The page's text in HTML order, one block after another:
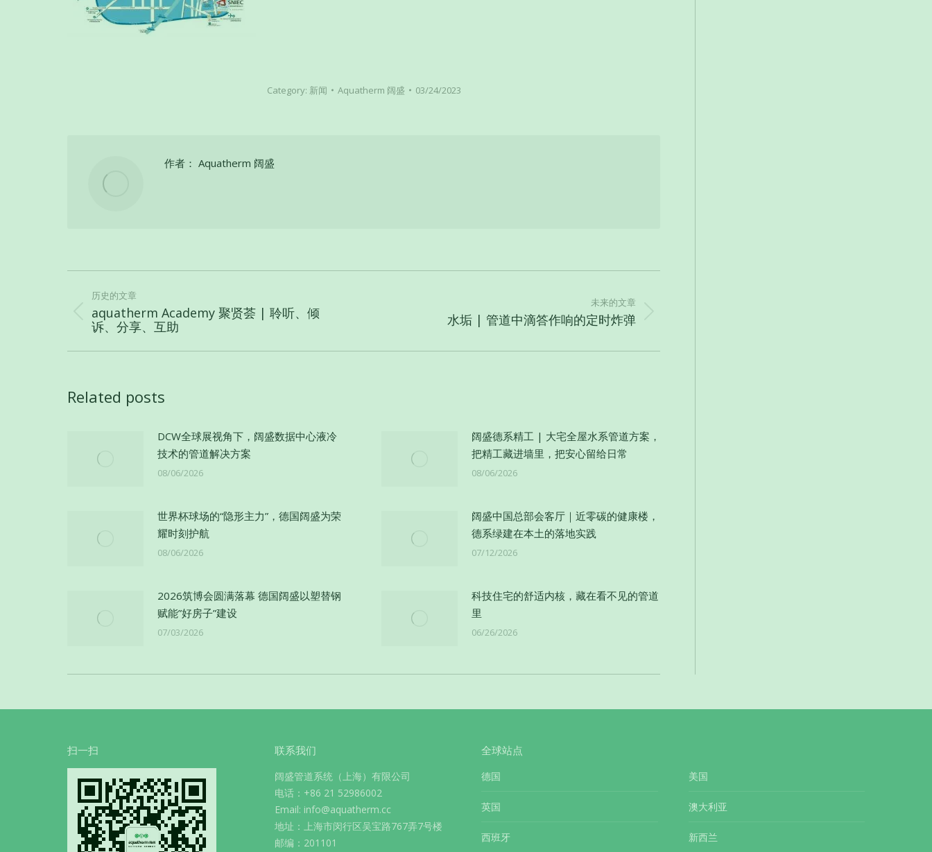
Category: 新闻 Aquatherm 阔盛 03/24/2023
作者： Aquatherm 阔盛
历史的文章
历
史
的
aquatherm Academy 聚贤荟 | 聆听、倾
诉、分享、互助
未来的文章
的
水垢 | 管道中滴答作响的定时炸弹
Related posts
DCW全球展视角下，阔盛数据中心液冷
技术的管道解决方案
08/06/2026
阔盛德系精工 | 大宅全屋水系管道方案，
把精工藏进墙里，把安心留给日常
08/06/2026
世界杯球场的“隐形主力”，德国阔盛为荣
耀时刻护航
08/06/2026
阔盛中国总部会客厅｜近零碳的健康楼，
德系绿建在本土的落地实践
07/12/2026
2026筑博会圆满落幕 德国阔盛以塑替钢
赋能”好房子”建设
07/03/2026
科技住宅的舒适内核，藏在看不见的管道
里
06/26/2026
扫一扫 联系我们
阔盛管道系统（上海）有限公司
电话：+86 21 52986002
Email: info@aquatherm.cc
地址：上海市闵行区吴宝路767弄7号楼
邮编：201101
全球站点
德国
英国
西班牙
美国
澳大利亚
新西兰